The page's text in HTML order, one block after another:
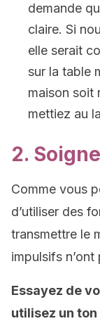
demande
claire. Si
elle serait
sur la table
maison soit
mettiez au
2.
Comme vous
d’utiliser des
transmettre le
impulsifs
Essayez de
utilisez un